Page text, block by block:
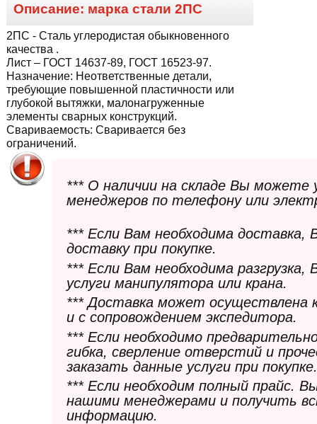
Описание: марка стали 2ПС
2ПС - Сталь углеродистая обыкновенного
качества .
Лист – ГОСТ 14637-89, ГОСТ 16523-97.
Назначение: Неответственные детали,
требующие повышенной пластичности или
глубокой вытяжки, малонагруженные
элементы сварных конструкций.
Свариваемость: Сваривается без
ограничений.
*** О наличии на складе Вы можете
менеджеров по телефону или
*** Если Вам необходима
доставку при покупке.
*** Если Вам необходима
услуги манипулятора или крана.
*** Доставка может осуществлена
и с сопровождением экспедитора.
*** Если необходимо
гибка, сверление отверстий и
заказать данные услуги при покупке.
*** Если необходим полный прайс.
нашими менеджерами и получить
информацию.